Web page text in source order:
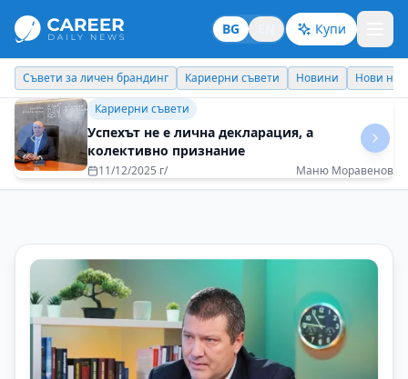
BG Купи
Кариерни съвети Новини Нови назначения Днес празнува
Бизнес брандинг
Всяка задача трябва да се изпълнява със
100% отдаденост
08/05/2025 г/ Рени Миткова - EOS Matrix